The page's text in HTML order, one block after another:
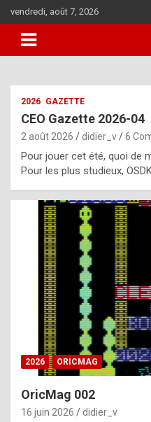
to
content
vendredi, août 7, 2026
2026 GAZETTE
CEO Gazette 2026-04
2 août 2026 didier_v 6
Pour jouer cet été, quoi de
Pour les plus studieux,
2026 ORICMAG
OricMag 002
16 juin 2026 didier_v